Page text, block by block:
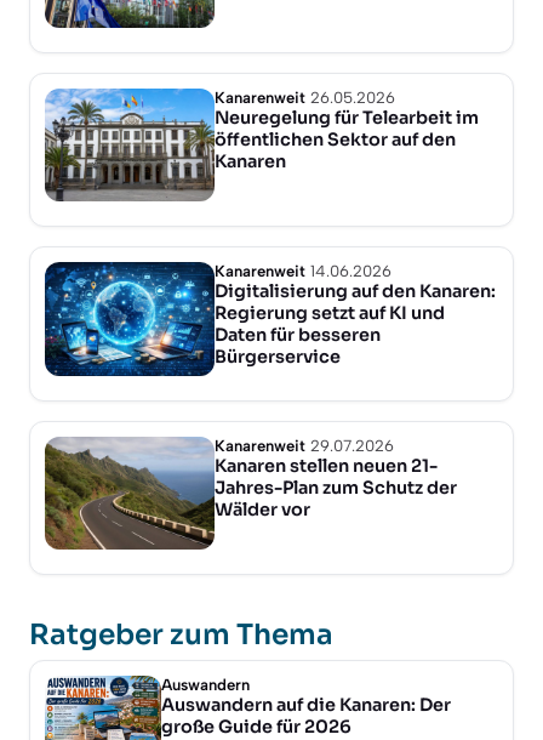
Kanarenweit 26.05.2026
Neuregelung für Telearbeit im
öffentlichen Sektor auf den
Kanaren
Kanarenweit 14.06.2026
Digitalisierung auf den Kanaren:
Regierung setzt auf KI und
Daten für besseren
Bürgerservice
Kanarenweit 29.07.2026
Kanaren stellen neuen 21-
Jahres-Plan zum Schutz der
Wälder vor
Ratgeber zum Thema
Auswandern
Auswandern auf die Kanaren: Der
große Guide für 2026